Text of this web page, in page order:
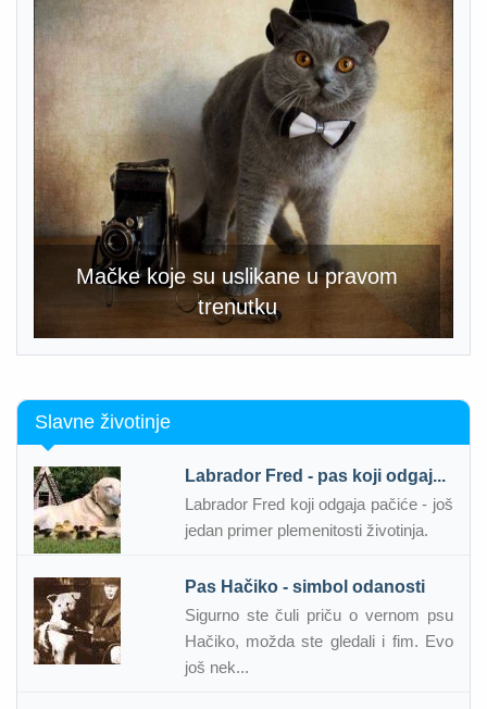
Mačke koje su uslikane u pravom
trenutku
Slavne životinje
Labrador Fred - pas koji odgaj...
Labrador Fred koji odgaja pačiće - još
jedan primer plemenitosti životinja.
Pas Hačiko - simbol odanosti
Sigurno ste čuli priču o vernom psu
Hačiko, možda ste gledali i fim. Evo
još nek...